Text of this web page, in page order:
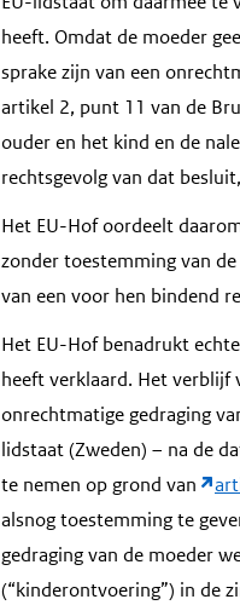
heeft. Omdat de moeder
sprake zijn van een
artikel 2, punt 11 van de
ouder en het kind en de
rechtsgevolg van dat
Het EU-Hof oordeelt
zonder toestemming van
van een voor hen bindend
Het EU-Hof benadrukt
heeft verklaard. Het verblijf
onrechtmatige gedraging
lidstaat (Zweden) – na de
te nemen op grond van
alsnog toestemming te
gedraging van de moeder
(“kinderontvoering”) in de